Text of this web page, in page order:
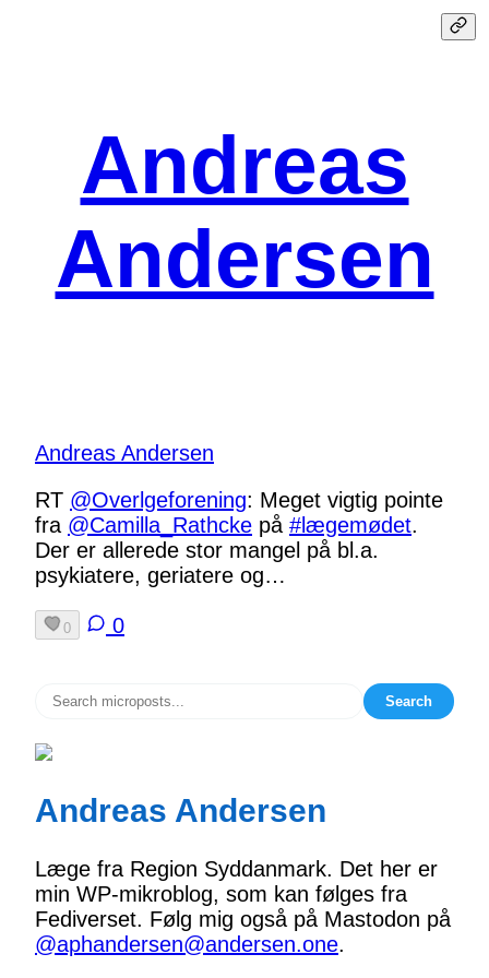
Andreas
Andersen
Andreas Andersen
RT @Overlgeforening: Meget vigtig pointe
fra @Camilla_Rathcke på #lægemødet.
Der er allerede stor mangel på bl.a.
psykiatere, geriatere og…
0 0
Search
Andreas Andersen
Læge fra Region Syddanmark. Det her er
min WP-mikroblog, som kan følges fra
Fediverset. Følg mig også på Mastodon på
@aphandersen@andersen.one.